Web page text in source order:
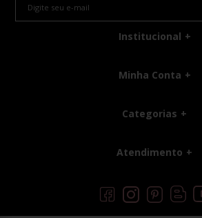
Institucional
Minha Conta
Categorias
Atendimento